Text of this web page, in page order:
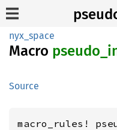
nyx_space
Macro pseudo_
Source
macro_rules!